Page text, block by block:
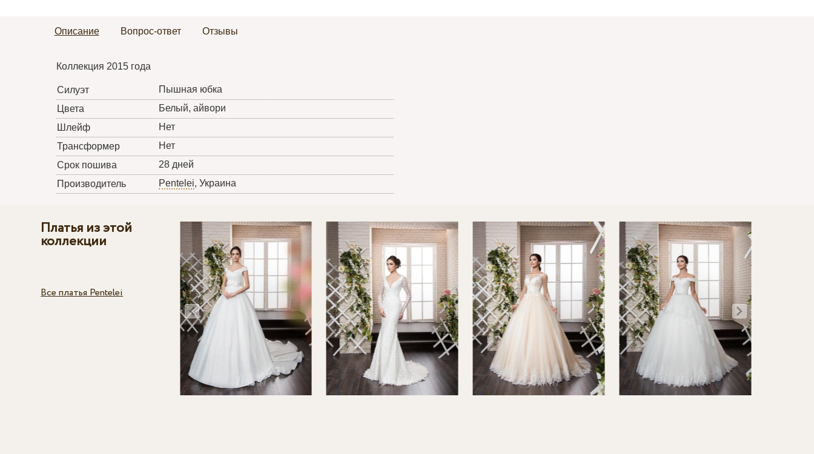
Описание Вопрос-ответ Отзывы
Коллекция 2015 года
Силуэт
Пышная юбка
Цвета
Белый, айвори
Шлейф
Нет
Трансформер
Нет
Срок пошива
28 дней
Производитель
Pentelei, Украина
Платья из этой
коллекции
Все платья Pentelei